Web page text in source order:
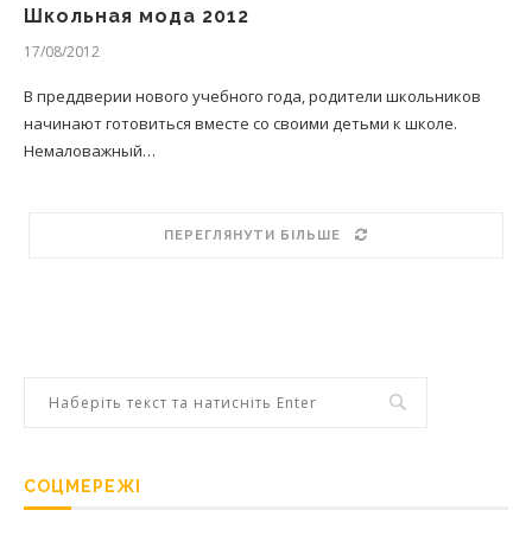
Школьная мода 2012
17/08/2012
В преддверии нового учебного года, родители школьников
начинают готовиться вместе со своими детьми к школе.
Немаловажный…
ПЕРЕГЛЯНУТИ БІЛЬШЕ
СОЦМЕРЕЖІ